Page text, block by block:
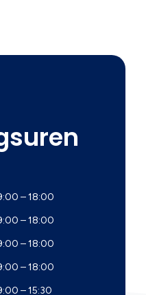
– 18:00
– 18:00
– 18:00
– 18:00
– 15:30